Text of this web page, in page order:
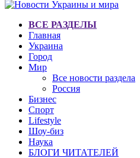
ВСЕ РАЗДЕЛЫ
Главная
Украина
Город
Мир
Все новости раздела
Россия
Бизнес
Спорт
Lifestyle
Шоу-биз
Наука
БЛОГИ ЧИТАТЕЛЕЙ